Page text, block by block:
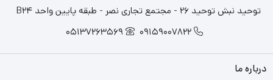
توحید نبش توحید 26 - مجتمع تجاری نصر - طبقه پایین واحد B24
09159007822
05137263569
درباره ما